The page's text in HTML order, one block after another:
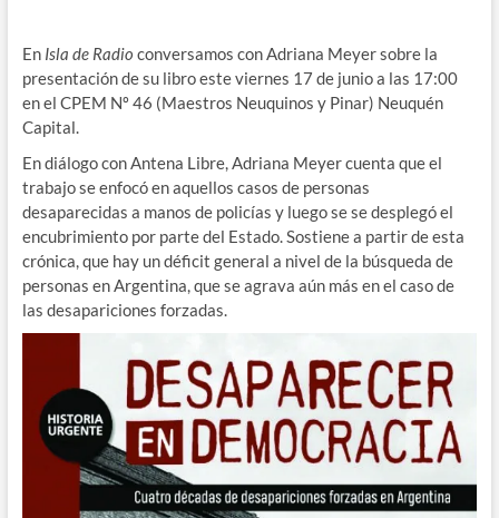
En Isla de Radio conversamos con Adriana Meyer sobre la
presentación de su libro este viernes 17 de junio a las 17:00
en el CPEM Nº 46 (Maestros Neuquinos y Pinar) Neuquén
Capital.
En diálogo con Antena Libre, Adriana Meyer cuenta que el
trabajo se enfocó en aquellos casos de personas
desaparecidas a manos de policías y luego se se desplegó el
encubrimiento por parte del Estado. Sostiene a partir de esta
crónica, que hay un déficit general a nivel de la búsqueda de
personas en Argentina, que se agrava aún más en el caso de
las desapariciones forzadas.